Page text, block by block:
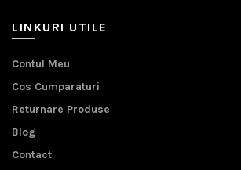
LINKURI UTILE
Contul Meu
Cos Cumparaturi
Returnare Produse
Blog
Contact